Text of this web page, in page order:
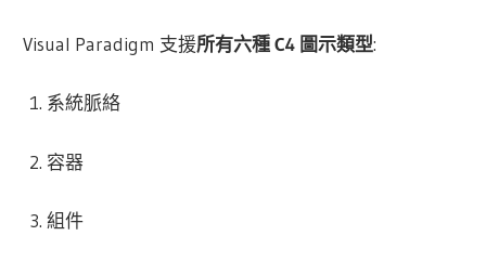
Visual Paradigm 支援所有六種 C4 圖示類型:
系統脈絡
容器
組件